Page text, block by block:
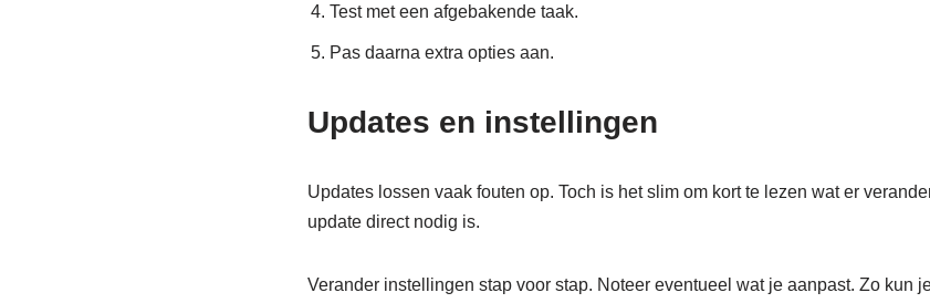
Test met een afgebakende taak.
Pas daarna extra opties aan.
Updates en instellingen
Updates lossen vaak fouten op. Toch is het slim om kort te lezen wat er
update direct nodig is.
Verander instellingen stap voor stap. Noteer eventueel wat je aanpast. Zo kun